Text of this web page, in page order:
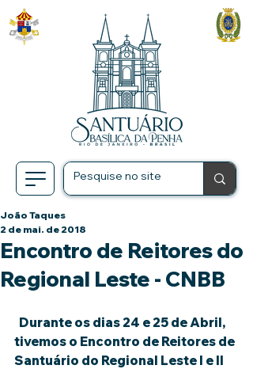
Encontro de Reitores do
Regional Leste - CNBB
João Taques
2 de mai. de 2018
tivemos o Encontro de Reitores de
Santuário do Regional Leste I e II